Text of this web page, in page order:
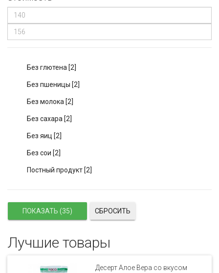
Без глютена [2]
Без пшеницы [2]
Без молока [2]
Без сахара [2]
Без яиц [2]
Без сои [2]
Постный продукт [2]
СБРОСИТЬ
Лучшие товары
Десерт Алое Вера со вкусом